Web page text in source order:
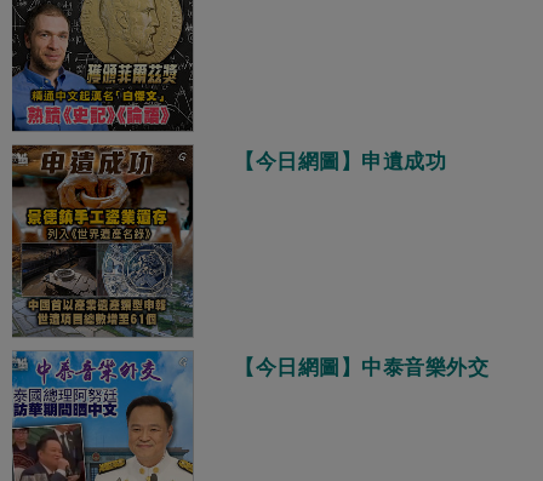
【今日網圖】申遺成功
【今日網圖】中泰音樂外交